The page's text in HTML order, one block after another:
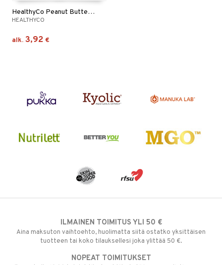
HealthyCo Peanut Butter Crunchy
HEALTHYCO
alk. 3,92 €
ILMAINEN TOIMITUS YLI 50 €
Aina maksuton vaihtoehto, huolimatta siitä ostatko yksittäisen
tuotteen tai koko tilauksellesi joka ylittää 50 €.
NOPEAT TOIMITUKSET